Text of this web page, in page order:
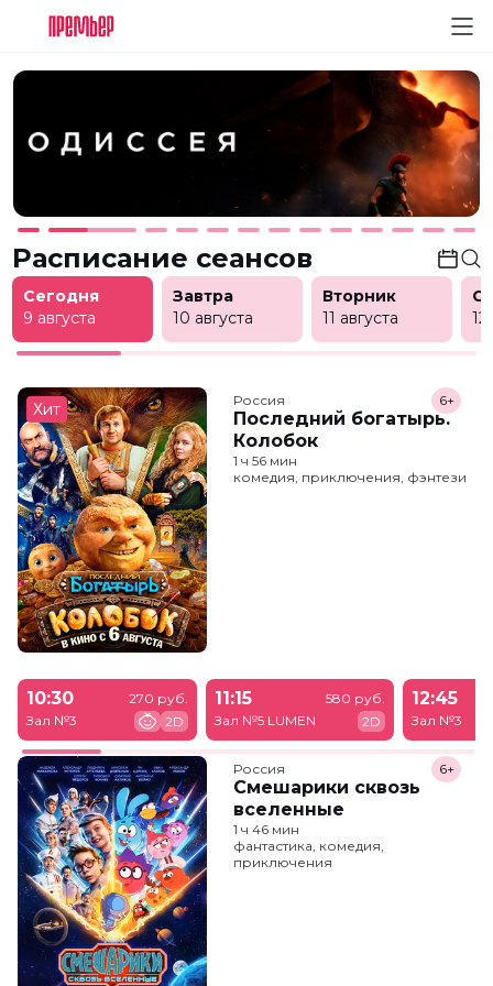
Расписание сеансов
Сегодня
9 августа
Завтра
10 августа
Вторник
11 августа
12
Хит Россия
Последний богатырь.
Колобок
6+
1 ч 56 мин
комедия, приключения, фэнтези
10:30
Зал №3
270 руб.
2D
11:15
Зал №5 LUMEN
580 руб.
2D
12:45
Зал №3
Россия
Смешарики сквозь
вселенные
6+
1 ч 46 мин
фантастика, комедия,
приключения